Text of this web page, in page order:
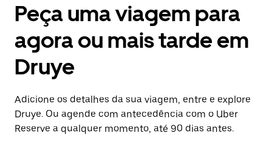
Peça uma viagem para
agora ou mais tarde em
Druye
Adicione os detalhes da sua viagem, entre e explore
Druye. Ou agende com antecedência com o Uber
Reserve a qualquer momento, até 90 dias antes.